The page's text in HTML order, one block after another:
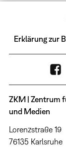
Erklärung zur
ZKM | Zentrum
und Medien
Lorenzstraße 19
76135 Karlsruhe